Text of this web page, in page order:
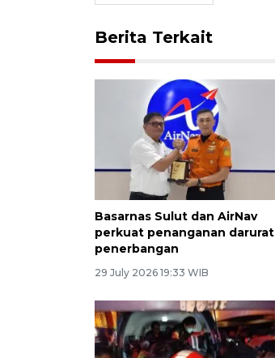
Berita Terkait
Basarnas Sulut dan AirNav
perkuat penanganan darurat
penerbangan
29 July 2026 19:33 WIB